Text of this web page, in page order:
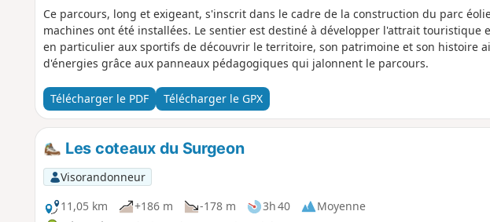
Ce parcours, long et exigeant, s'inscrit dans le cadre de la construction du parc
machines ont été installées. Le sentier est destiné à développer l'attrait
en particulier aux sportifs de découvrir le territoire, son patrimoine et son histoire
d'énergies grâce aux panneaux pédagogiques qui jalonnent le parcours.
Télécharger le PDF Télécharger le GPX
Les coteaux du Surgeon
Visorandonneur
11,05 km
+186 m -178 m 3h 40
Moyenne